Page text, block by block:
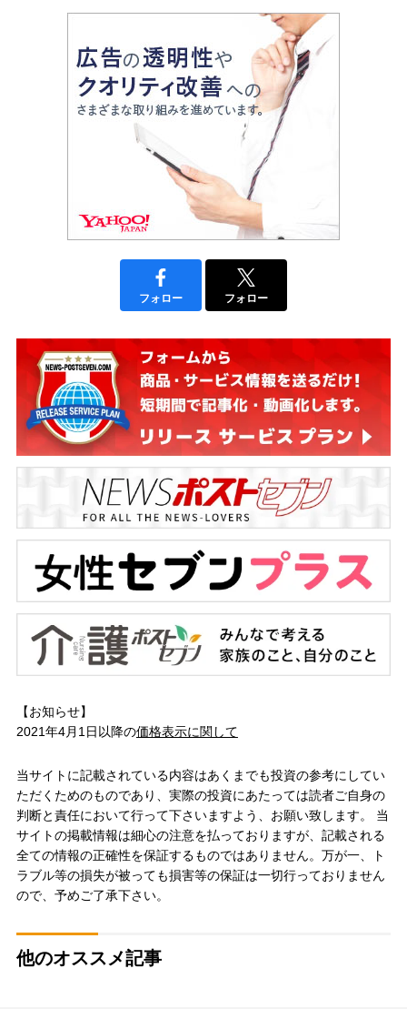
フォロー フォロー
【お知らせ】
2021年4月1日以降の価格表示に関して
当サイトに記載されている内容はあくまでも投資の参考にしてい
ただくためのものであり、実際の投資にあたっては読者ご自身の
判断と責任において行って下さいますよう、お願い致します。 当
サイトの掲載情報は細心の注意を払っておりますが、記載される
全ての情報の正確性を保証するものではありません。万が一、ト
ラブル等の損失が被っても損害等の保証は一切行っておりません
ので、予めご了承下さい。
他のオススメ記事